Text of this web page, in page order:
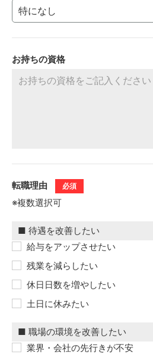
お持ちの資格
転職理由 必須
※複数選択可
給与をアップさせたい
残業を減らしたい
休日日数を増やしたい
土日に休みたい
業界・会社の先行きが不安